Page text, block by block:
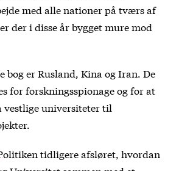
med alle nationer på tværs af
der i disse år bygget mure mod
bog er Rusland, Kina og Iran. De
for forskningsspionage og for at
vestlige universiteter til
tidligere afsløret, hvordan